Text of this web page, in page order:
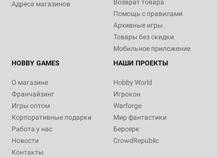
Адреса магазинов
Возврат товара
Помощь с правилами
Архивные игры
Товары без скидки
Мобильное приложение
HOBBY GAMES
О магазине
Франчайзинг
Игры оптом
Корпоративные подарки
Работа у нас
Новости
Контакты
НАШИ ПРОЕКТЫ
Hobby World
Игрокон
Warforge
Мир фантастики
Берсерк
CrowdRepublic